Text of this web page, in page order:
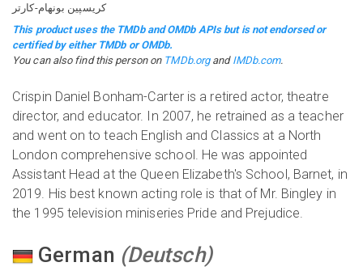
کریسپین بونهام-کارتر
This product uses the TMDb and OMDb APIs but is not endorsed or
certified by either TMDb or OMDb.
You can also find this person on TMDb.organd IMDb.com.
Crispin Daniel Bonham-Carter is a retired actor, theatre
director, and educator. In 2007, he retrained as a teacher
and went on to teach English and Classics at a North
London comprehensive school. He was appointed
Assistant Head at the Queen Elizabeth's School, Barnet, in
2019. His best known acting role is that of Mr. Bingley in
the 1995 television miniseries Pride and Prejudice.
German (Deutsch)